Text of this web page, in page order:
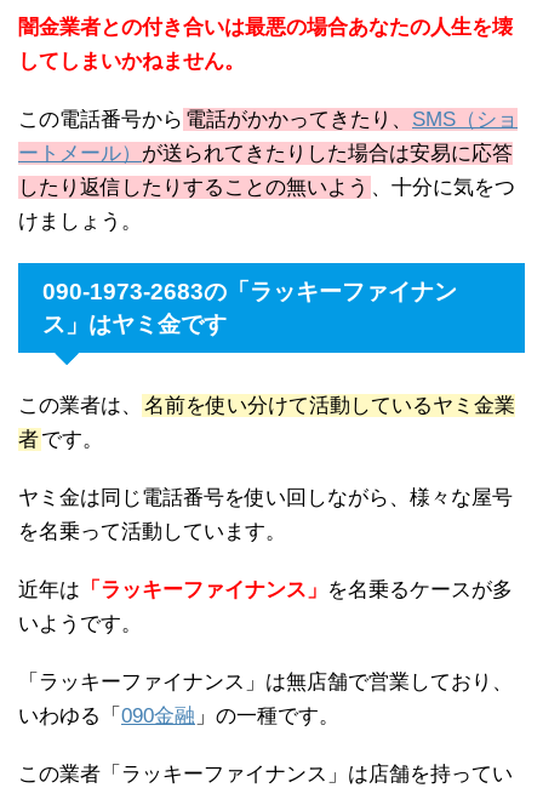
闇金業者との付き合いは最悪の場合あなたの人生を壊
してしまいかねません。
この電話番号から 電話がかかってきたり、 SMS（ショ
ートメール） が送られてきたりした場合は安易に応答
したり返信したりすることの無いよう 、十分に気をつ
けましょう。
090-1973-2683の「ラッキーファイナン
ス」はヤミ金です
この業者は、
名前を使い分けて活動しているヤミ金業
者です。
ヤミ金は同じ電話番号を使い回しながら、様々な屋号
を名乗って活動しています。
近年は 「ラッキーファイナンス」 を名乗るケースが多
いようです。
「ラッキーファイナンス」は無店舗で営業しており、
いわゆる「 090金融 」の一種です。
この業者「ラッキーファイナンス」は店舗を持ってい